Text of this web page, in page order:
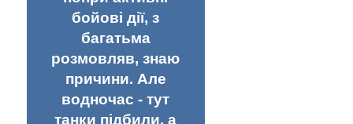
бойові дії, з
багатьма
розмовляв, знаю
причини. Але
водночас - тут
танки підбили, а